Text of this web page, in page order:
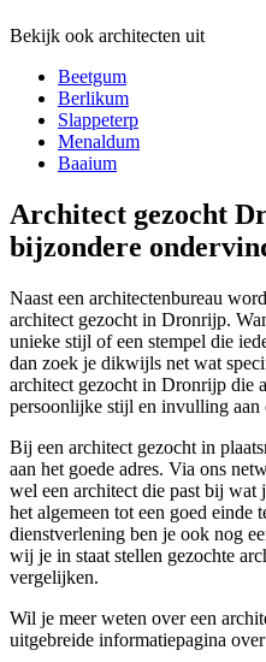
Bekijk ook architecten uit
Beetgum
Berlikum
Slappeterp
Menaldum
Baaium
Architect gezocht
bijzondere
Naast een architectenbureau
architect gezocht in Dronrijp.
unieke stijl of een stempel die
dan zoek je dikwijls net wat
architect gezocht in Dronrijp die
persoonlijke stijl en invulling aan
Bij een architect gezocht in
aan het goede adres. Via ons
wel een architect die past bij
het algemeen tot een goed einde
dienstverlening ben je ook nog
wij je in staat stellen gezochte
vergelijken.
Wil je meer weten over een
uitgebreide informatiepagina over